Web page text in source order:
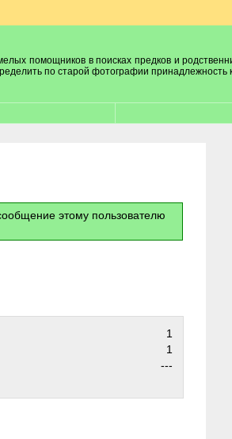
помощников в поисках предков и
по старой фотографии принадлежность
этому пользователю
1
1
---